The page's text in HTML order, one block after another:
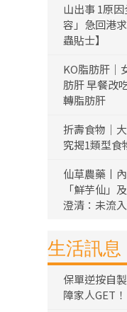
山出事 1原
容」急回港
蟲貼士】
KO脂肪肝｜
肪肝 早餐改
轉脂肪肝
折壽食物｜
究揭1類型食
仙草農藥丨
「鮮芋仙」
澄清：未流
生活訊息
保單逆按自
障家人GET